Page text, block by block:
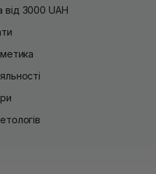
від 3000 UAH